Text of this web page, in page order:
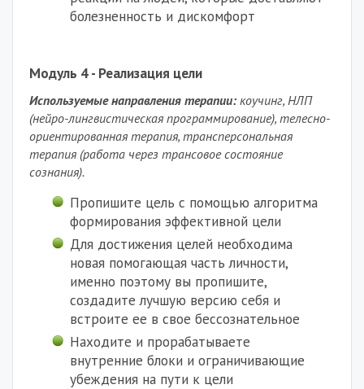
болезненность и дискомфорт
Модуль 4 - Реализация цели
Используемые направления терапии: коучинг, НЛП
(нейро-лингвистическая программирование), телесно-
ориентированная терапия, трансперсональная
терапия (работа через трансовое состояние
сознания).
Пропишите цель с помощью алгоритма
формирования эффективной цели
Для достижения целей необходима
новая помогающая часть личности,
именно поэтому вы пропишите,
создадите лучшую версию себя и
встроите ее в свое бессознательное
Находите и прорабатываете
внутренние блоки и ограничивающие
убеждения на пути к цели